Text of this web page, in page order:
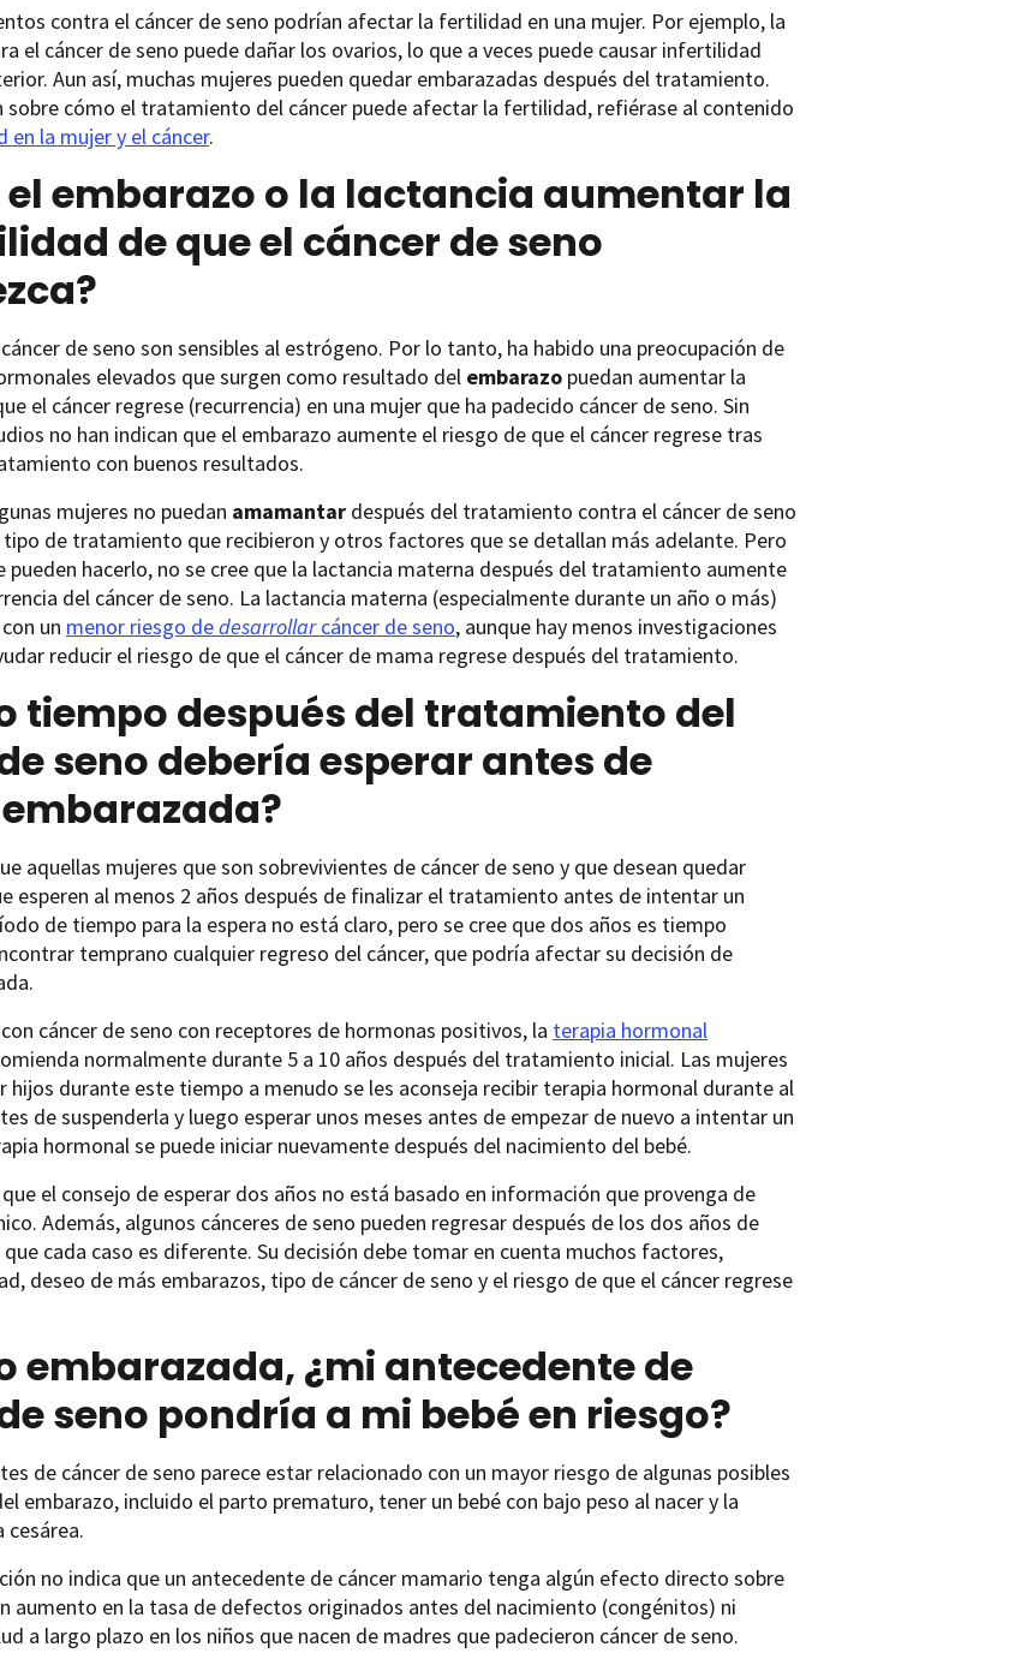
contra el cáncer de seno podrían afectar la fertilidad en una mujer. Por ejemplo, la
el cáncer de seno puede dañar los ovarios, lo que a veces puede causar infertilidad
Aun así, muchas mujeres pueden quedar embarazadas después del tratamiento.
sobre cómo el tratamiento del cáncer puede afectar la fertilidad, refiérase al contenido
en la mujer y el cáncer.
el embarazo o la lactancia aumentar la
de que el cáncer de seno
de seno son sensibles al estrógeno. Por lo tanto, ha habido una preocupación de
elevados que surgen como resultado del embarazo puedan aumentar la
el cáncer regrese (recurrencia) en una mujer que ha padecido cáncer de seno. Sin
no han indican que el embarazo aumente el riesgo de que el cáncer regrese tras
con buenos resultados.
mujeres no puedan amamantar después del tratamiento contra el cáncer de seno
de tratamiento que recibieron y otros factores que se detallan más adelante. Pero
pueden hacerlo, no se cree que la lactancia materna después del tratamiento aumente
del cáncer de seno. La lactancia materna (especialmente durante un año o más)
un menor riesgo dedesarrollarcáncer de seno, aunque hay menos investigaciones
reducir el riesgo de que el cáncer de mama regrese después del tratamiento.
tiempo después del tratamiento del
seno debería esperar antes de
aquellas mujeres que son sobrevivientes de cáncer de seno y que desean quedar
esperen al menos 2 años después de finalizar el tratamiento antes de intentar un
de tiempo para la espera no está claro, pero se cree que dos años es tiempo
temprano cualquier regreso del cáncer, que podría afectar su decisión de
cáncer de seno con receptores de hormonas positivos, la terapia hormonal
normalmente durante 5 a 10 años después del tratamiento inicial. Las mujeres
hijos durante este tiempo a menudo se les aconseja recibir terapia hormonal durante al
de suspenderla y luego esperar unos meses antes de empezar de nuevo a intentar un
hormonal se puede iniciar nuevamente después del nacimiento del bebé.
el consejo de esperar dos años no está basado en información que provenga de
Además, algunos cánceres de seno pueden regresar después de los dos años de
cada caso es diferente. Su decisión debe tomar en cuenta muchos factores,
deseo de más embarazos, tipo de cáncer de seno y el riesgo de que el cáncer regrese
embarazada, ¿mi antecedente de
seno pondría a mi bebé en riesgo?
de cáncer de seno parece estar relacionado con un mayor riesgo de algunas posibles
embarazo, incluido el parto prematuro, tener un bebé con bajo peso al nacer y la
cesárea.
no indica que un antecedente de cáncer mamario tenga algún efecto directo sobre
aumento en la tasa de defectos originados antes del nacimiento (congénitos) ni
a largo plazo en los niños que nacen de madres que padecieron cáncer de seno.